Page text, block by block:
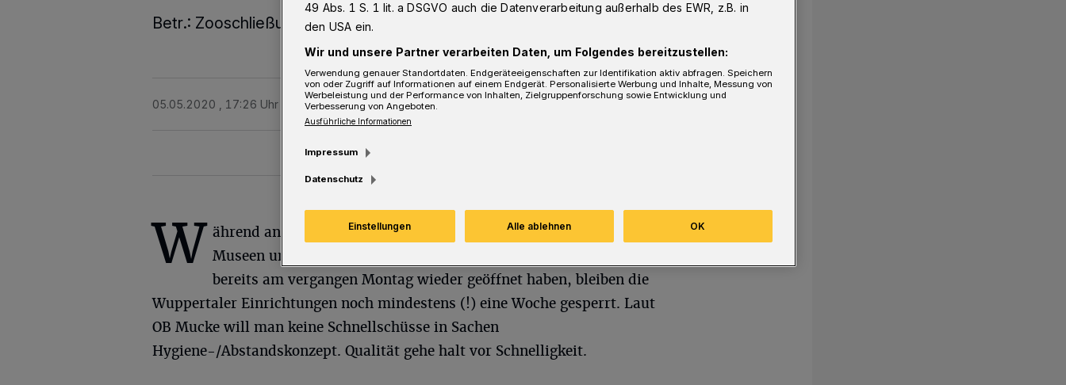
Betr.: Zooschließung
05.05.2020 , 17:26 Uhr Eine Minute Lesezeit
W ährend andere Städte ihre
Museen und zoologischen Gärten
bereits am vergangen Montag wieder geöffnet haben, bleiben die
Wuppertaler Einrichtungen noch mindestens (!) eine Woche gesperrt. Laut
OB Mucke will man keine Schnellschüsse in Sachen
Hygiene-/Abstandskonzept. Qualität gehe halt vor Schnelligkeit.
49 Abs. 1 S. 1 lit. a DSGVO auch die Datenverarbeitung außerhalb des EWR, z.B. in
den USA ein.
Wir und unsere Partner verarbeiten Daten, um Folgendes bereitzustellen:
Verwendung genauer Standortdaten. Endgeräteeigenschaften zur Identifikation aktiv abfragen. Speichern
von oder Zugriff auf Informationen auf einem Endgerät. Personalisierte Werbung und Inhalte, Messung von
Werbeleistung und der Performance von Inhalten, Zielgruppenforschung sowie Entwicklung und
Verbesserung von Angeboten.
Ausführliche Informationen
Impressum
Datenschutz
Einstellungen Alle ablehnen OK